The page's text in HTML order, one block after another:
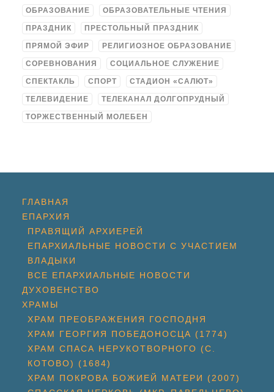
ОБРАЗОВАНИЕ ОБРАЗОВАТЕЛЬНЫЕ ЧТЕНИЯ
ПРАЗДНИК ПРЕСТОЛЬНЫЙ ПРАЗДНИК
ПРЯМОЙ ЭФИР РЕЛИГИОЗНОЕ ОБРАЗОВАНИЕ
СОРЕВНОВАНИЯ СОЦИАЛЬНОЕ СЛУЖЕНИЕ
СПЕКТАКЛЬ СПОРТ СТАДИОН «САЛЮТ»
ТЕЛЕВИДЕНИЕ ТЕЛЕКАНАЛ ДОЛГОПРУДНЫЙ
ТОРЖЕСТВЕННЫЙ МОЛЕБЕН
ГЛАВНАЯ
ЕПАРХИЯ
ПРАВЯЩИЙ АРХИЕРЕЙ
ЕПАРХИАЛЬНЫЕ НОВОСТИ С УЧАСТИЕМ
ВЛАДЫКИ
ВСЕ ЕПАРХИАЛЬНЫЕ НОВОСТИ
ДУХОВЕНСТВО
ХРАМЫ
ХРАМ ПРЕОБРАЖЕНИЯ ГОСПОДНЯ
ХРАМ ГЕОРГИЯ ПОБЕДОНОСЦА (1774)
ХРАМ СПАСА НЕРУКОТВОРНОГО (С.
КОТОВО) (1684)
ХРАМ ПОКРОВА БОЖИЕЙ МАТЕРИ (2007)